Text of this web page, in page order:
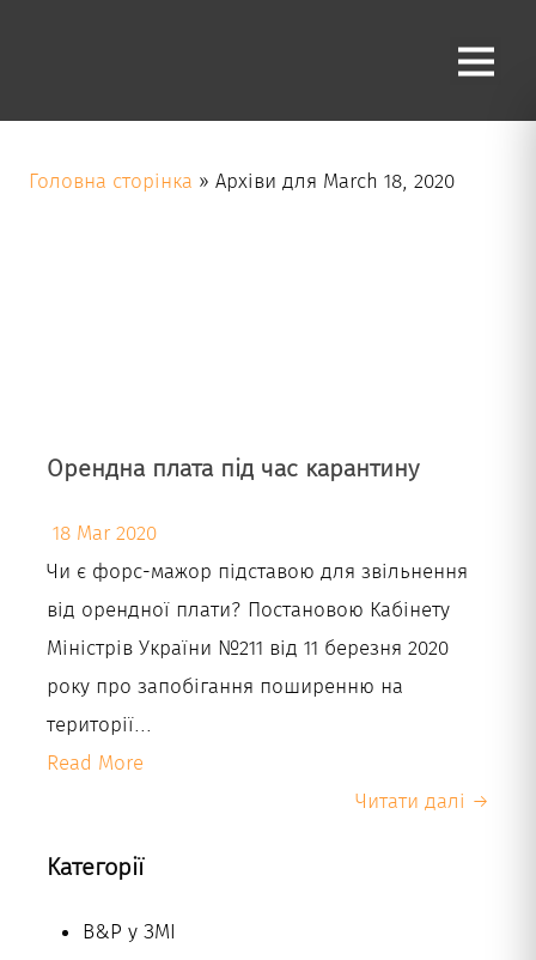
March 18, 2020
Головна сторінка » Архіви для March 18, 2020
Орендна плата під час карантину
18 Mar 2020
Чи є форс-мажор підставою для звільнення
від орендної плати? Постановою Кабінету
Міністрів України №211 від 11 березня 2020
року про запобігання поширенню на
території...
Read More
Читати далі →
Категорії
B&P у ЗМІ